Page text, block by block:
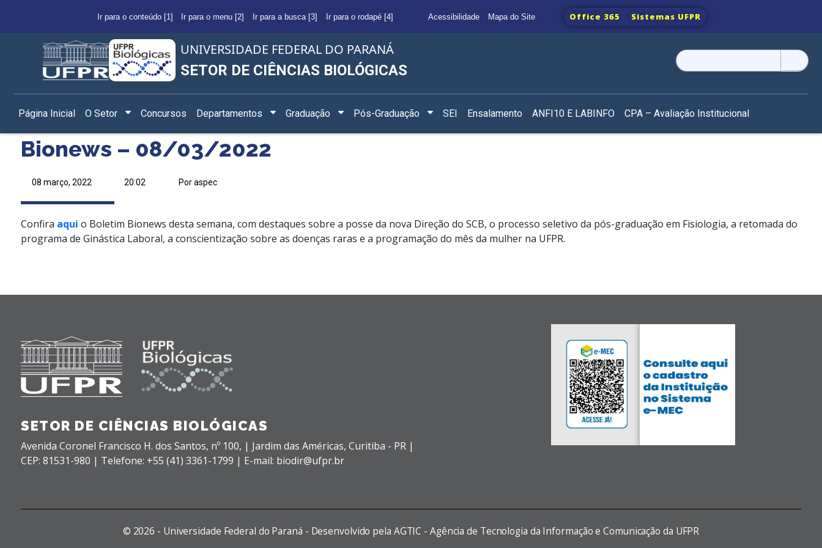
Ir para o conteúdo [1] Ir para o menu [2] Ir para a busca [3] Ir para o rodapé [4] Acessibilidade Mapa do Site Office 365 Sistemas UFPR
UNIVERSIDADE FEDERAL DO PARANÁ
SETOR DE CIÊNCIAS BIOLÓGICAS
Pesquisar
por:
Página Inicial O Setor Concursos Departamentos Graduação Pós-Graduação SEI Ensalamento ANFI10 E LABINFO CPA – Avaliação Institucional
Bionews – 08/03/2022
08 março, 2022 20:02 Por aspec
Confira aqui o Boletim Bionews desta semana, com destaques sobre a posse da nova Direção do SCB, o processo seletivo da pós-graduação em Fisiologia, a retomada do
programa de Ginástica Laboral, a conscientização sobre as doenças raras e a programação do mês da mulher na UFPR.
SETOR DE CIÊNCIAS BIOLÓGICAS
Avenida Coronel Francisco H. dos Santos, nº 100, | Jardim das Américas, Curitiba - PR |
CEP: 81531-980 | Telefone: +55 (41) 3361-1799 | E-mail: biodir@ufpr.br
© 2026 - Universidade Federal do Paraná - Desenvolvido pela AGTIC - Agência de Tecnologia da Informação e Comunicação da UFPR